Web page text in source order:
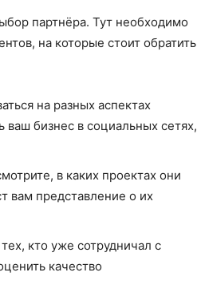
партнёра. Тут необходимо
на которые стоит обратить
на разных аспектах
бизнес в социальных сетях,
в каких проектах они
вам представление о их
кто уже сотрудничал с
качество